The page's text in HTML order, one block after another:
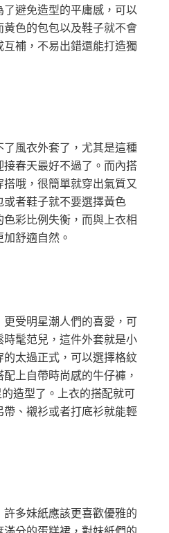
避免造型的平庸感，可以
色的包包以及鞋子就不會
補，不易出錯還能打造獨
風衣外套了，尤其是這種
春天最好不過了。而內搭
哦，很簡單就穿出氣質又
者鞋子就不要選擇黃色
彩比例失衡，而與上衣相
舒適自然。
受明星潮人們的喜愛，可
髦范兒，這件外套就是小
太過正式，可以選擇格紋
上自帶時尚感的牛仔褲，
造型了。上衣的搭配就可
、襯衫或者打底衫就能輕
多妹紙應該更喜歡優雅的